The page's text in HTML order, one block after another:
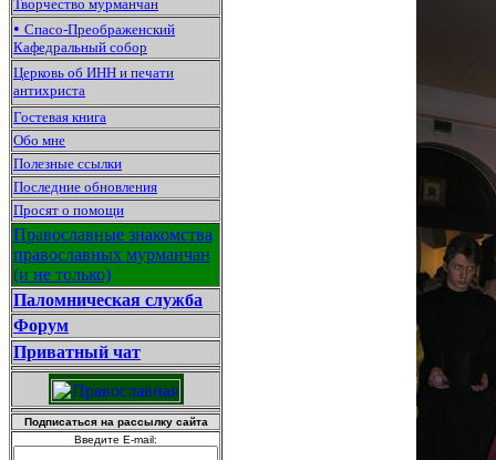
Творчество мурманчан
• Спасо-Преображенский
Кафедральный собор
Церковь об ИНН и печати
антихриста
Гостевая книга
Обо мне
Полезные ссылки
Последние обновления
Просят о помощи
Православные знакомства
православных мурманчан
(и не только)
Паломническая служба
Форум
Приватный чат
Подписаться на рассылку сайта
Введите E-mail: